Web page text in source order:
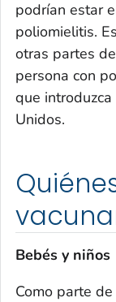
podrían estar
poliomielitis.
otras partes
persona con
que
Unidos.
Bebés y niños
Como parte